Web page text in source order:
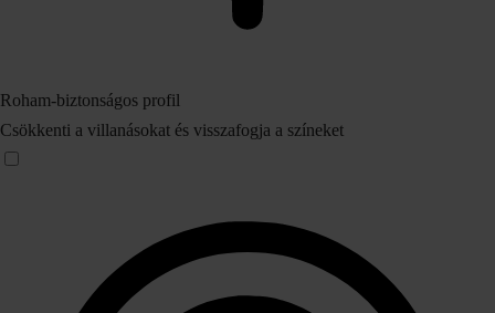
Roham‑biztonságos profil
Csökkenti a villanásokat és visszafogja a színeket